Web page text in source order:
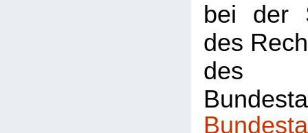
bei der
des
des